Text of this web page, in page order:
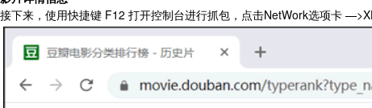
接下来，使用快捷键 F12 打开控制台进行抓包，点击NetWork选项卡